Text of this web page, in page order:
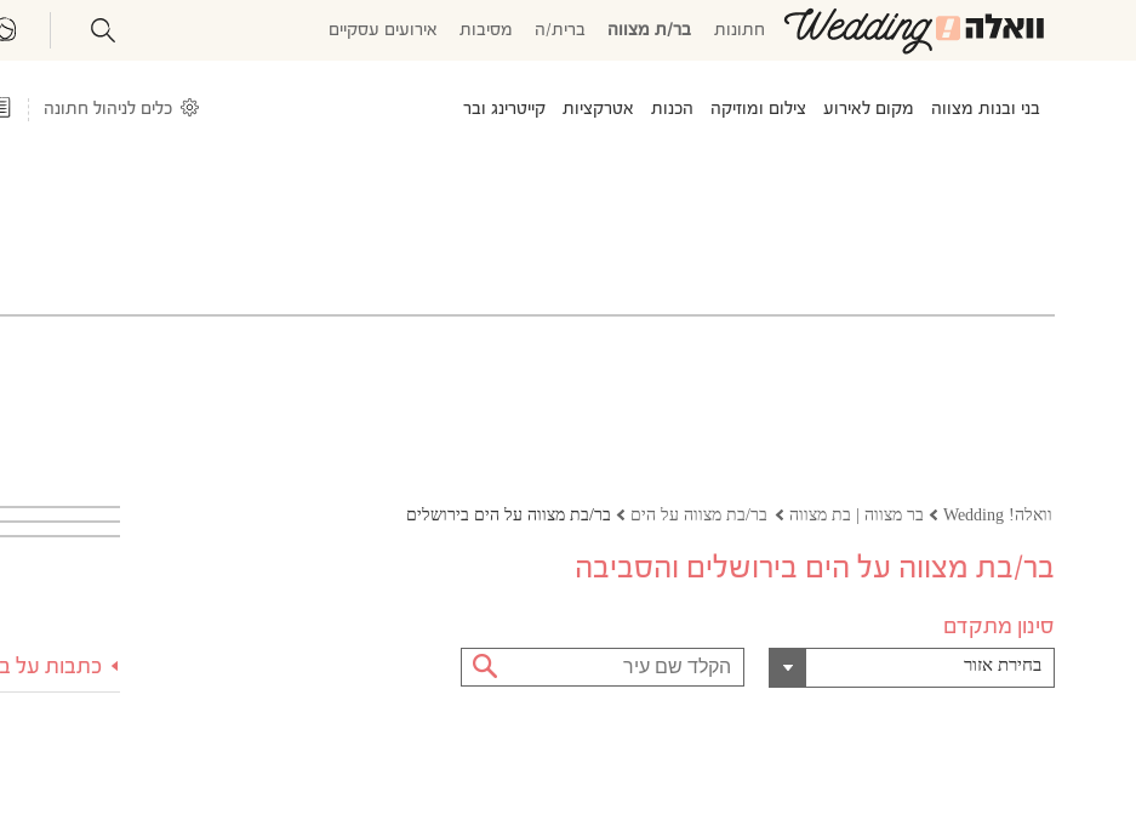
חתונות בר/ת מצווה ברית/ה מסיבות אירועים עסקיים
בני ובנות מצווה מקום לאירוע צילום ומוזיקה הכנות אטרקציות קייטרינג ובר בר מצווה בכותל
כלים לניהול חתונה
וואלה! Wedding בר מצווה | בת מצווה בר/בת מצווה על הים בר/בת מצווה על הים בירושלים
בר/בת מצווה על הים בירושלים והסביבה
סינון מתקדם
בחירת אזור כתבות על